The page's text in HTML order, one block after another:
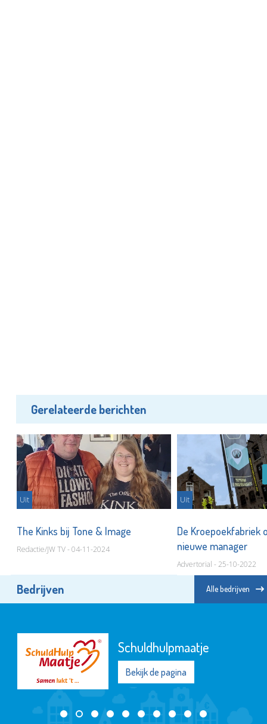
Gerelateerde berichten
Uit
The Kinks bij Tone & Image
Redactie/JW TV - 04-11-2024
Uit
De Kroepoekfabriek
nieuwe manager
Advertorial - 25-10-2022
Bedrijven Alle bedrijven
Schuldhulpmaatje
Bekijk de pagina